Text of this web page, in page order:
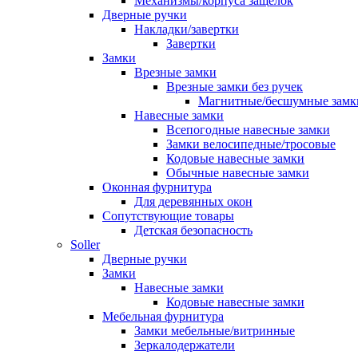
Дверные ручки
Накладки/завертки
Завертки
Замки
Врезные замки
Врезные замки без ручек
Магнитные/бесшумные
Навесные замки
Всепогодные навесные замки
Замки велосипедные/тросовые
Кодовые навесные замки
Обычные навесные замки
Оконная фурнитура
Для деревянных окон
Сопутствующие товары
Детская безопасность
Soller
Дверные ручки
Замки
Навесные замки
Кодовые навесные замки
Мебельная фурнитура
Замки мебельные/витринные
Зеркалодержатели